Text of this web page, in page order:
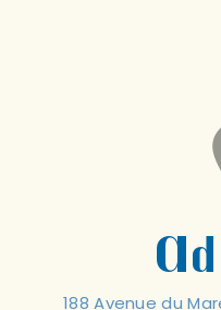
188 Avenue du